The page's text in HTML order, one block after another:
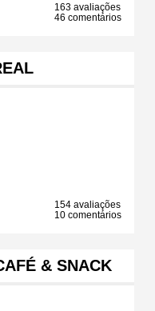
163 avaliações
46 comentários
154 avaliações
10 comentários
& SNACK